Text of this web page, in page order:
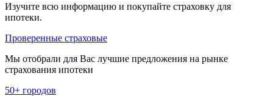
Изучите всю информацию и покупайте страховку для
ипотеки.
Проверенные страховые
Мы отобрали для Вас лучшие предложения на рынке
страхования ипотеки
50+ городов